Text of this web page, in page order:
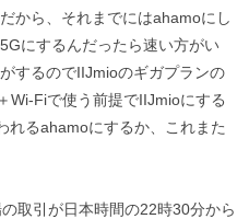
から、それまでにはahamoにし
にするんだったら速い方がい
するのでIIJmioのギガプランの
Wi-Fiで使う前提でIIJmioにする
れるahamoにするか、これまた
取引が日本時間の22時30分から